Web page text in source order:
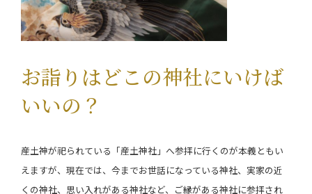
お詣りはどこの神社にいけば
いいの？
産土神が祀られている「産土神社」へ参拝に行くのが本義ともい
えますが、現在では、今までお世話になっている神社、実家の近
くの神社、思い入れがある神社など、ご縁がある神社に参拝され